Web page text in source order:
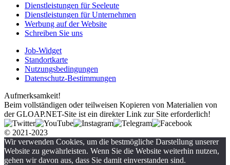
Dienstleistungen für Seeleute
Dienstleistungen für Unternehmen
Werbung auf der Website
Schreiben Sie uns
Job-Widget
Standortkarte
Nutzungsbedingungen
Datenschutz-Bestimmungen
Aufmerksamkeit!
Beim vollständigen oder teilweisen Kopieren von Materialien von
der GLOAP.NET-Site ist ein direkter Link zur Site erforderlich!
© 2021-2023
Wir verwenden Cookies, um die bestmögliche Darstellung unserer
Website zu gewährleisten. Wenn Sie die Website weiterhin nutzen,
gehen wir davon aus, dass Sie damit einverstanden sind.